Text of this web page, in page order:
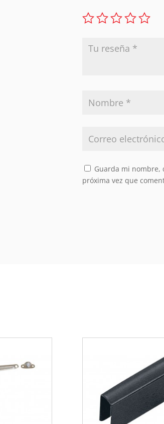
Guarda mi nombre,
próxima vez que